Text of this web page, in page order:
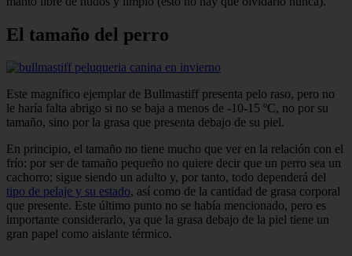
El tamaño del perro
Este magnífico ejemplar de Bullmastiff presenta pelo raso, pero no
le haría falta abrigo si no se baja a menos de -10-15 ºC, no por su
tamaño, sino por la grasa que presenta debajo de su piel.
En principio, el tamaño no tiene mucho que ver en la relación con el
frío: por ser de tamaño pequeño no quiere decir que un perro sea un
cachorro; sigue siendo un adulto y, por tanto, todo dependerá del
tipo de pelaje y su estado, así como de la cantidad de grasa corporal
que presente. Este último punto no se había menciona­do, pero es
importante considerarlo, ya que la grasa debajo de la piel tiene un
gran papel como aislante térmico.